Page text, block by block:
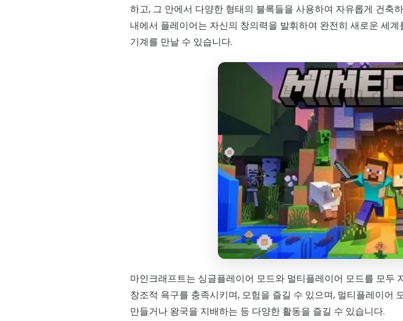
하고, 그 안에서 다양한 형태의 블록들을 사용하여 자유롭게 건축
내에서 플레이어는 자신의 창의력을 발휘하여 완전히 새로운 세
기계를 만날 수 있습니다.
마인크래프트는 싱글플레이어 모드와 멀티플레이어 모드를 모두
창조적 욕구를 충족시키며, 모험을 즐길 수 있으며, 멀티플레이어
만들거나 왕국을 지배하는 등 다양한 활동을 즐길 수 있습니다.